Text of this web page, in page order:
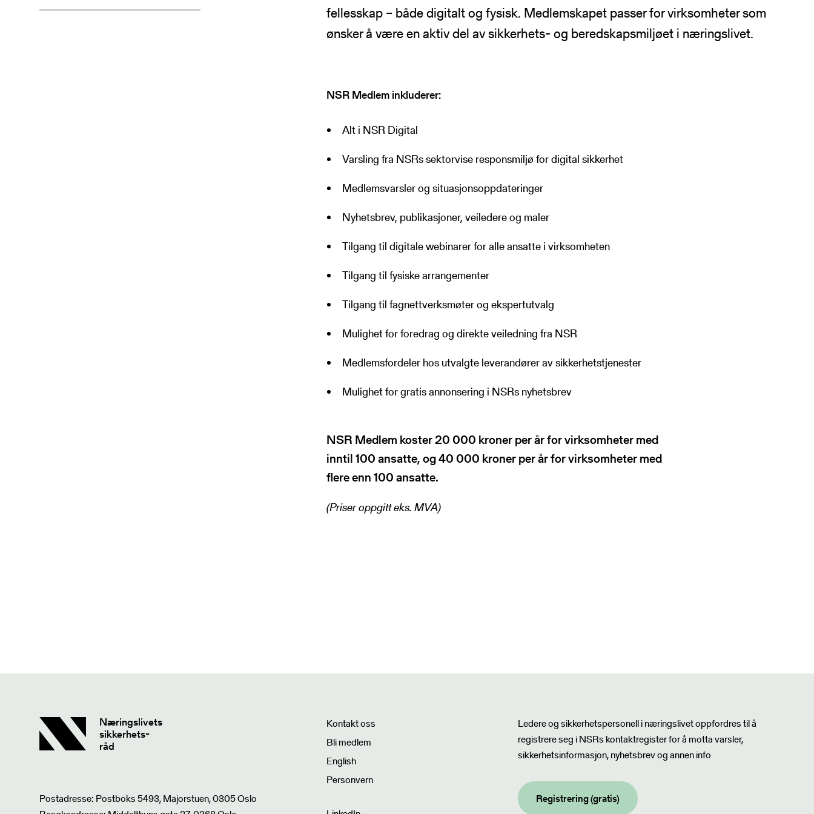
NSRs kontaktregister
Varde
Foredrag
Publikasjoner
Om NSR
Medlemsbedrifter
Styret
Ansatte
Kontakt oss
NSR Digital
NSR Beredskap
fellesskap – både digitalt og fysisk. Medlemskapet passer for virksomheter som
ønsker å være en aktiv del av sikkerhets- og beredskapsmiljøet i næringslivet.
NSR Medlem inkluderer:
Alt i NSR Digital
Varsling fra NSRs sektorvise responsmiljø for digital sikkerhet
Medlemsvarsler og situasjonsoppdateringer
Nyhetsbrev, publikasjoner, veiledere og maler
Tilgang til digitale webinarer for alle ansatte i virksomheten
Tilgang til fysiske arrangementer
Tilgang til fagnettverksmøter og ekspertutvalg
Mulighet for foredrag og direkte veiledning fra NSR
Medlemsfordeler hos utvalgte leverandører av sikkerhetstjenester
Mulighet for gratis annonsering i NSRs nyhetsbrev
NSR Medlem koster 20 000 kroner per år for virksomheter med
inntil 100 ansatte, og 40 000 kroner per år for virksomheter med
flere enn 100 ansatte.
(Priser oppgitt eks. MVA)
Næringslivets
sikkerhets-
råd
Postadresse: Postboks 5493, Majorstuen, 0305 Oslo
Kontakt oss
Bli medlem
English
Personvern
Nyhetsbrev
Ledere og sikkerhetspersonell i næringslivet oppfordres til å
registrere seg i NSRs kontaktregister for å motta varsler,
sikkerhetsinformasjon, nyhetsbrev og annen info
Registrering (gratis)